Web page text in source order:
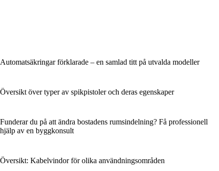
Automatsäkringar förklarade – en samlad titt på utvalda modeller
Översikt över typer av spikpistoler och deras egenskaper
Funderar du på att ändra bostadens rumsindelning? Få professionell
hjälp av en byggkonsult
Översikt: Kabelvindor för olika användningsområden